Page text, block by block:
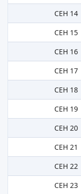
СЕН 14
СЕН 15
СЕН 16
СЕН 17
СЕН 18
СЕН 19
СЕН 20
СЕН 21
СЕН 22
СЕН 23